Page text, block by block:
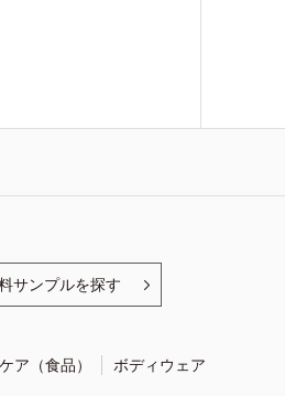
サンプルを探す
ア（食品） ボディウェア